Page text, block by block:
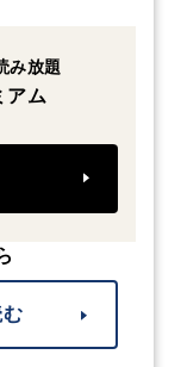
み放題
アム